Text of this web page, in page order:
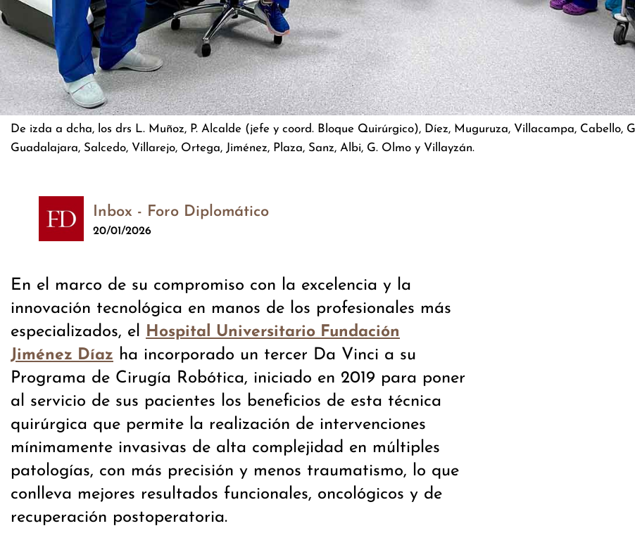
De izda a dcha, los drs L. Muñoz, P. Alcalde (jefe y coord. Bloque Quirúrgico), Díez, Muguruza, Villacampa, Cabello,
Guadalajara, Salcedo, Villarejo, Ortega, Jiménez, Plaza, Sanz, Albi, G. Olmo y Villayzán.
Inbox - Foro Diplomático
20/01/2026
En el marco de su compromiso con la excelencia y la
innovación tecnológica en manos de los profesionales más
especializados, el
Hospital Universitario Fundación
Jiménez Díaz ha incorporado un tercer Da Vinci a su
Programa de Cirugía Robótica, iniciado en 2019 para poner
al servicio de sus pacientes los beneficios de esta técnica
quirúrgica que permite la realización de intervenciones
mínimamente invasivas de alta complejidad en múltiples
patologías, con más precisión y menos traumatismo, lo que
conlleva mejores resultados funcionales, oncológicos y de
recuperación postoperatoria.